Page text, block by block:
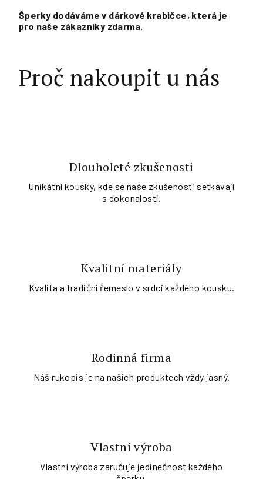
Šperky dodáváme v dárkové krabičce, která je
pro naše zákazníky zdarma.
Proč nakoupit u nás
Dlouholeté zkušenosti
Unikátní kousky, kde se naše zkušenosti setkávají
s dokonalostí.
Kvalitní materiály
Kvalita a tradiční řemeslo v srdci každého kousku.
Rodinná firma
Náš rukopis je na našich produktech vždy jasný.
Vlastní výroba
Vlastní výroba zaručuje jedinečnost každého